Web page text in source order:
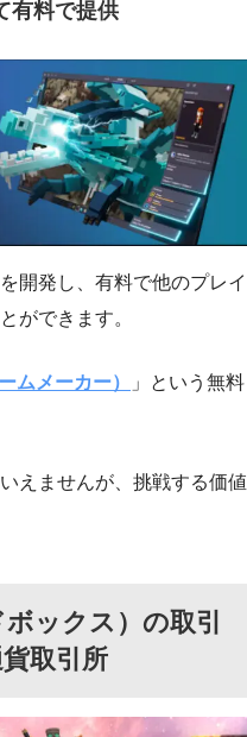
有料で提供
開発し、有料で他のプレイ
ができます。
ムメーカー）
」という無料
えませんが、挑戦する価値
ックス）の取引
取引所